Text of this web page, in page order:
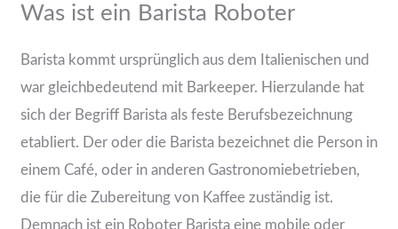
Was ist ein Barista Roboter
Barista kommt ursprünglich aus dem Italienischen und
war gleichbedeutend mit Barkeeper. Hierzulande hat
sich der Begriff Barista als feste Berufsbezeichnung
etabliert. Der oder die Barista bezeichnet die Person in
einem Café, oder in anderen Gastronomiebetrieben,
die für die Zubereitung von Kaffee zuständig ist.
Demnach ist ein Roboter Barista eine mobile oder